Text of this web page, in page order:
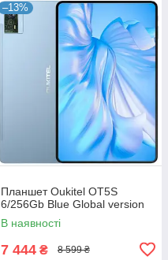
–13%
Планшет Oukitel OT5S
6/256Gb Blue Global version
В наявності
7 444 ₴ 8 599 ₴